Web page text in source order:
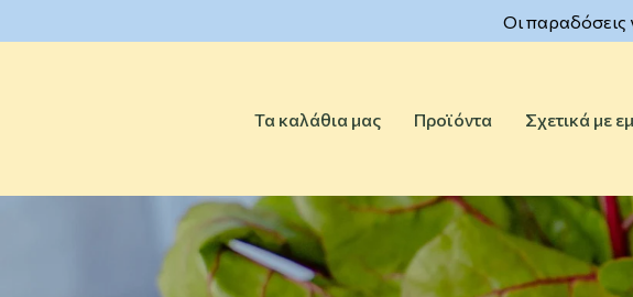
Οι παραδόσεις
Τα καλάθια μας Προϊόντα Σχετικά με